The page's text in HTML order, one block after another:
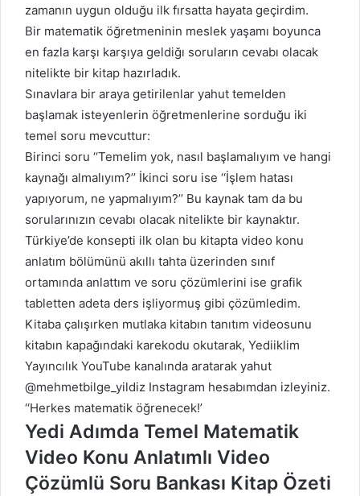
zamanın uygun olduğu ilk fırsatta hayata geçirdim.
Bir matematik öğretmeninin meslek yaşamı boyunca
en fazla karşı karşıya geldiğı soruların cevabı olacak
nitelikte bir kitap hazırladık.
Sınavlara bir araya getirilenlar yahut temelden
başlamak isteyenlerin öğretmenlerine sorduğu iki
temel soru mevcuttur:
Birinci soru ‘‘Temelim yok, nasıl başlamalıyım ve hangi
kaynağı almalıyım?’’ İkinci soru ise ‘‘İşlem hatası
yapıyorum, ne yapmalıyım?’’ Bu kaynak tam da bu
sorularınızın cevabı olacak nitelikte bir kaynaktır.
Türkiye’de konsepti ilk olan bu kitapta video konu
anlatım bölümünü akıllı tahta üzerinden sınıf
ortamında anlattım ve soru çözümlerini ise grafik
tabletten adeta ders işliyormuş gibi çözümledim.
Kitaba çalışırken mutlaka kitabın tanıtım videosunu
kitabın kapağındaki karekodu okutarak, Yediiklim
Yayıncılık YouTube kanalında aratarak yahut
@mehmetbilge_yildiz Instagram hesabımdan izleyiniz.
‘‘Herkes matematik öğrenecek!’
Yedi Adımda Temel Matematik
Video Konu Anlatımlı Video
Çözümlü Soru Bankası Kitap Özeti